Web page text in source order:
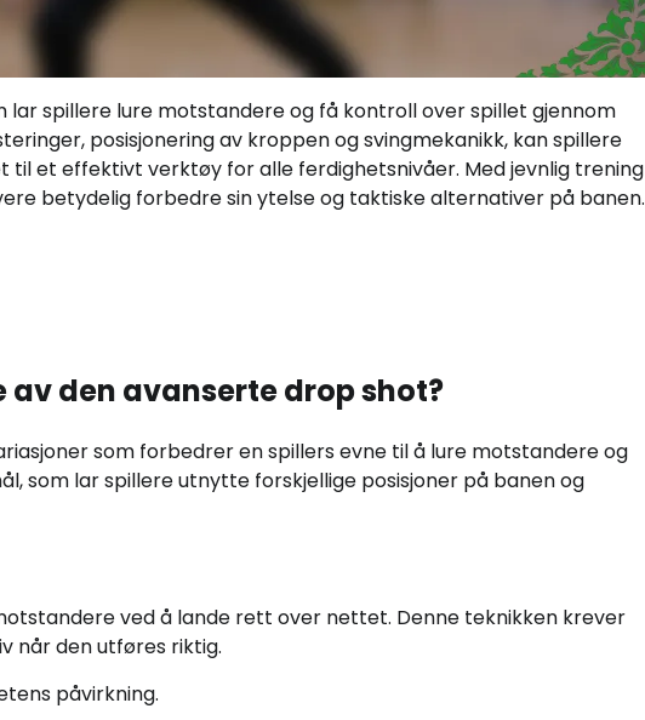
lar spillere lure motstandere og få kontroll over spillet gjennom
posisjonering av kroppen og svingmekanikk, kan spillere
til et effektivt verktøy for alle ferdighetsnivåer. Med jevnlig trening
betydelig forbedre sin ytelse og taktiske alternativer på banen.
den avanserte drop shot?
som forbedrer en spillers evne til å lure motstandere og
som lar spillere utnytte forskjellige posisjoner på banen og
ved å lande rett over nettet. Denne teknikken krever
når den utføres riktig.
påvirkning.